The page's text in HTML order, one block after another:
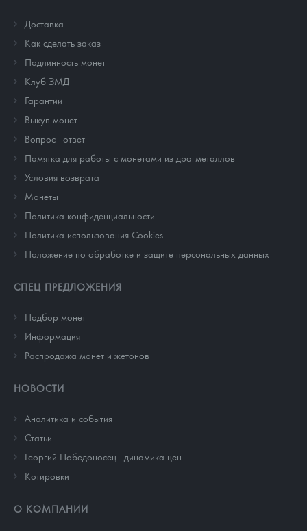
Доставка
Как сделать заказ
Подлинность монет
Клуб ЗМД
Гарантии
Выкуп монет
Вопрос - ответ
Памятка для работы с монетами из драгметаллов
Условия возврата
Монеты
Политика конфиденциальности
Политика использования Cookies
Положение по обработке и защите персональных данных
СПЕЦ ПРЕДЛОЖЕНИЯ
Подбор монет
Информация
Распродажа монет и жетонов
НОВОСТИ
Аналитика и события
Cтатьи
Георгий Победоносец - динамика цен
Котировки
О КОМПАНИИ